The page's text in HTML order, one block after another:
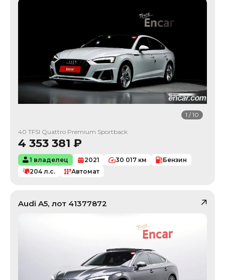
1 /10
40 TFSI Quattro Premium Sportback
4 353 381 ₽
1 владелец 2021 30 017 км
Бензин
204 л.с. Автомат
Audi A5, лот 41377872